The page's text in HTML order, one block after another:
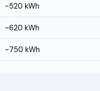
~520 kWh
~620 kWh
~750 kWh